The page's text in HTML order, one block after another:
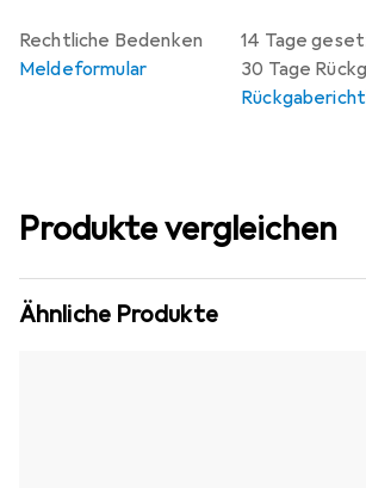
14 Tage
30 Tage
Rechtliche Bedenken
Meldeformular
Produkte vergleichen
Ähnliche Produkte